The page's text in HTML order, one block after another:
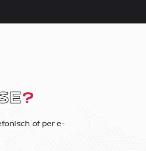
?
of per e-